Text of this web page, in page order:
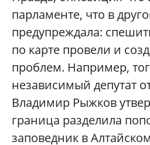
парламенте, что в
предупреждала:
по карте провели и
проблем. Например,
независимый депутат
Владимир Рыжков
граница разделила
заповедник в